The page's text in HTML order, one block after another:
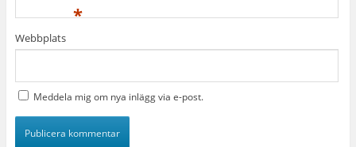
*
Webbplats
Meddela mig om nya inlägg via e-post.